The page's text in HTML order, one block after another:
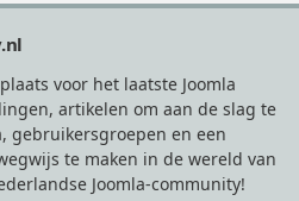
voor het laatste Joomla
artikelen om aan de slag te
gebruikersgroepen en een
te maken in de wereld van
Joomla-community!